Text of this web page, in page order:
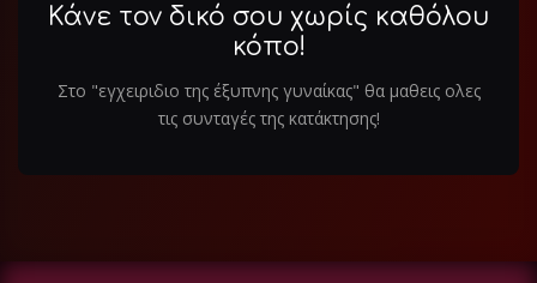
Κάνε τον δικό σου χωρίς καθόλου
κόπο!
Στο "εγχειριδιο της έξυπνης γυναίκας" θα μαθεις ολες
τις συνταγές της κατάκτησης!